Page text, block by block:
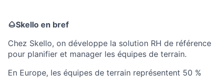
🌰Skello en bref
Chez Skello, on développe la solution RH de référence
pour planifier et manager les équipes de terrain.
En Europe, les équipes de terrain représentent 50 %